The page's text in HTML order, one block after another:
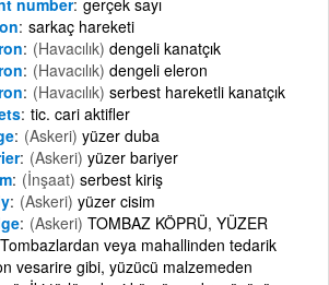
sarkaç hareketi
(Havacılık) dengeli kanatçık
(Havacılık) dengeli eleron
(Havacılık) serbest hareketli kanatçık
tic. cari aktifler
(Askeri) yüzer duba
(Askeri) yüzer bariyer
(İnşaat) serbest kiriş
(Askeri) yüzer cisim
(Askeri) TOMBAZ KÖPRÜ, YÜZER
veya mahallinden tedarik
vesarire gibi, yüzücü malzemeden